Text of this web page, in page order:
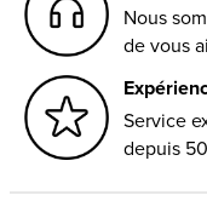
Nous
de vous
Service
depuis